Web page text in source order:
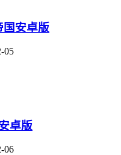
国安卓版
05
卓版
06